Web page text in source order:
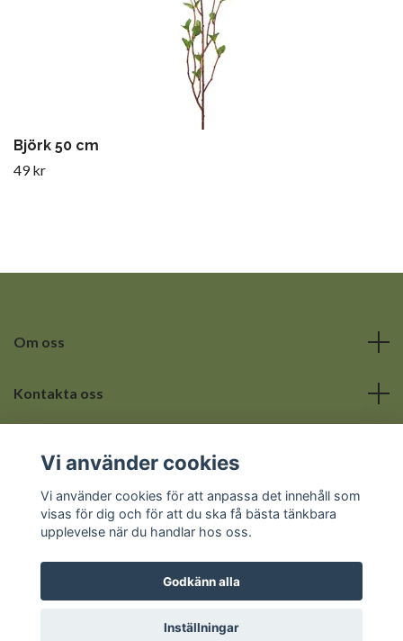
Björk 50 cm
49 kr
Om oss
Kontakta oss
Sociala medier
© 2026 Hemmets lilla hörna
Vi använder cookies
Vi använder cookies för att anpassa det innehåll som
visas för dig och för att du ska få bästa tänkbara
upplevelse när du handlar hos oss.
Godkänn alla
Inställningar